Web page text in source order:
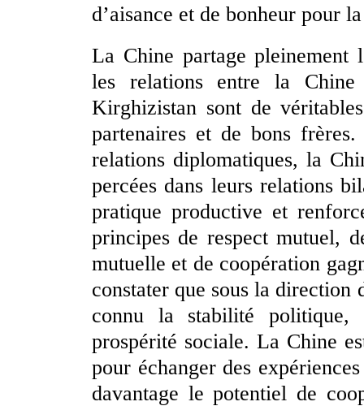
d’aisance et de bonheur pour
La Chine partage pleinement
les relations entre la
Kirghizistan sont de
partenaires et de bons
relations diplomatiques, la
percées dans leurs relations
pratique productive et
principes de respect mutuel,
mutuelle et de coopération
constater que sous la
connu la stabilité politique,
prospérité sociale. La Chine
pour échanger des
davantage le potentiel de